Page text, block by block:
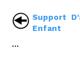
Support
Enfant
...